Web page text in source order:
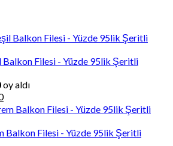
Balkon Filesi - Yüzde 95lik Şeritli
oy aldı
Şu
andaki
₺225,00.
Balkon Filesi - Yüzde 95lik Şeritli